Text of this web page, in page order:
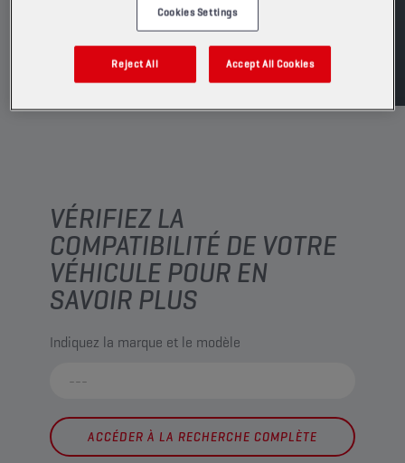
TDS MSDS
VÉRIFIEZ LA
COMPATIBILITÉ DE VOTRE
VÉHICULE POUR EN
SAVOIR PLUS
Indiquez la marque et le modèle
ACCÉDER À LA RECHERCHE COMPLÈTE
Cookies Settings
Reject All Accept All Cookies